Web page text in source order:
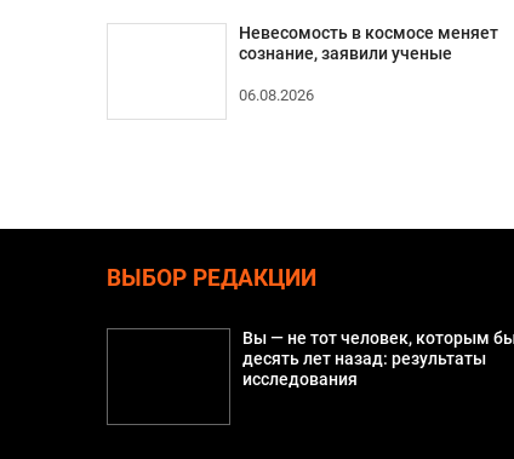
Невесомость в космосе меняет
сознание, заявили ученые
06.08.2026
ВЫБОР РЕДАКЦИИ
Вы — не тот человек, которым
десять лет назад: результаты
исследования